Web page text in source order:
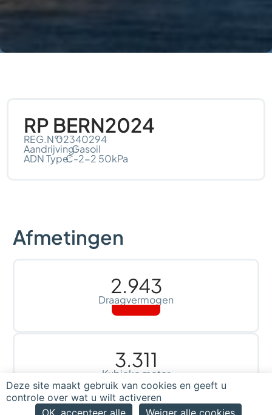
RP BERN2024
REG.N°:02340294
Aandrijving:Gasoil
ADN Type:C-2-2 50kPa
Afmetingen
2.943
Draagvermogen
3.311
Kubieke meter
Deze site maakt gebruik van cookies en geeft u
controle over wat u wilt activeren
OK, accepteer alle
Weiger alle cookies